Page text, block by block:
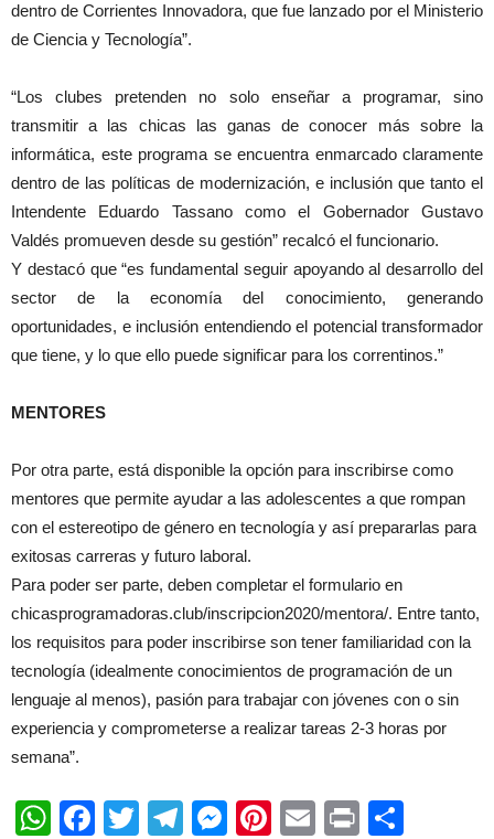
dentro de Corrientes Innovadora, que fue lanzado por el Ministerio
de Ciencia y Tecnología”.
“Los clubes pretenden no solo enseñar a programar, sino
transmitir a las chicas las ganas de conocer más sobre la
informática, este programa se encuentra enmarcado claramente
dentro de las políticas de modernización, e inclusión que tanto el
Intendente Eduardo Tassano como el Gobernador Gustavo
Valdés promueven desde su gestión” recalcó el funcionario.
Y destacó que “es fundamental seguir apoyando al desarrollo del
sector de la economía del conocimiento, generando
oportunidades, e inclusión entendiendo el potencial transformador
que tiene, y lo que ello puede significar para los correntinos.”
MENTORES
Por otra parte, está disponible la opción para inscribirse como
mentores que permite ayudar a las adolescentes a que rompan
con el estereotipo de género en tecnología y así prepararlas para
exitosas carreras y futuro laboral.
Para poder ser parte, deben completar el formulario en
chicasprogramadoras.club/inscripcion2020/mentora/. Entre tanto,
los requisitos para poder inscribirse son tener familiaridad con la
tecnología (idealmente conocimientos de programación de un
lenguaje al menos), pasión para trabajar con jóvenes con o sin
experiencia y comprometerse a realizar tareas 2-3 horas por
semana”.
WhatsApp
Facebook
TwitterTelegram
Messenger
Pinterest
EmailPrint